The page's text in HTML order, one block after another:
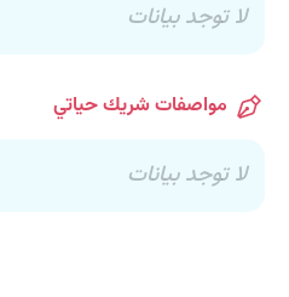
لا توجد بيانات
مواصفات شريك حياتي
لا توجد بيانات